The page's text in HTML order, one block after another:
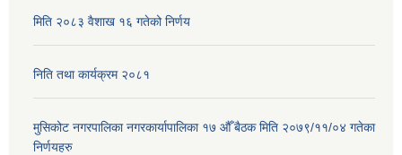
मिति २०८३ वैशाख १६ गतेको निर्णय
निति तथा कार्यक्रम २०८१
मुसिकोट नगरपालिका नगरकार्यापालिका १७ औँ बैठक मिति २०७९/११/०४ गतेका
निर्णयहरु